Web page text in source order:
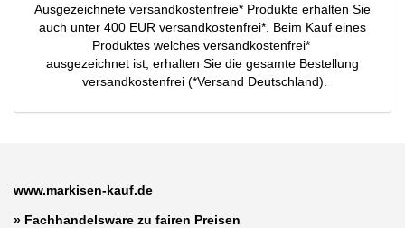
Ausgezeichnete versandkostenfreie* Produkte erhalten Sie
auch unter 400 EUR versandkostenfrei*. Beim Kauf eines
Produktes welches versandkostenfrei*
ausgezeichnet ist, erhalten Sie die gesamte Bestellung
versandkostenfrei (*Versand Deutschland).
www.markisen-kauf.de
» Fachhandelsware zu fairen Preisen